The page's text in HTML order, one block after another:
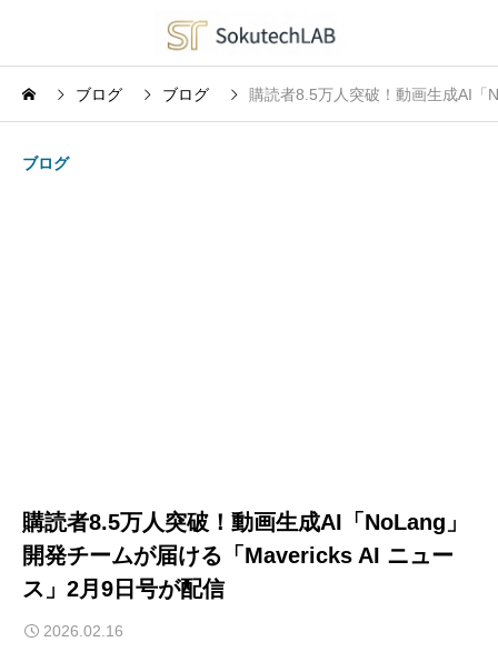
ブログ ブログ 購読者8.5万人突破！動画生成AI「
ブログ
購読者8.5万人突破！動画生成AI「NoLang」
開発チームが届ける「Mavericks AI ニュー
ス」2月9日号が配信
2026.02.16